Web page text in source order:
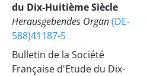
du Dix-Huitième Siècle
Herausgebendes Organ(DE-
588)41187-5
Bulletin de la Société
Française d'Etude du Dix-